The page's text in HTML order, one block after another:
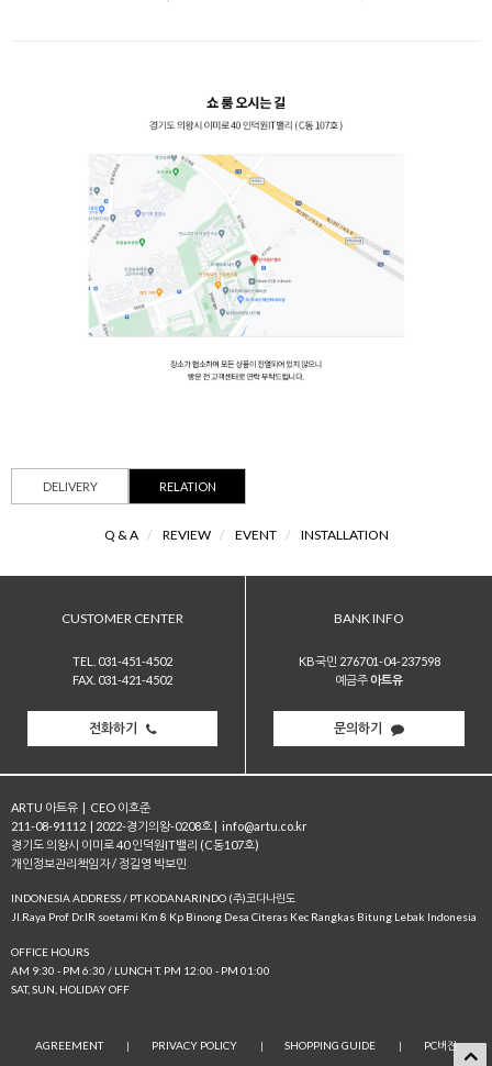
DELIVERY RELATION
Q & A / REVIEW / EVENT / INSTALLATION
CUSTOMER CENTER
TEL. 031-451-4502
FAX. 031-421-4502
전화하기
BANK INFO
KB국민 276701-04-237598
예금주 아트유
문의하기
ARTU 아트유
CEO 이호준
211-08-91112
2022-경기의왕-0208호
info@artu.co.kr
경기도 의왕시 이미로 40 인덕원IT밸리 (C동107호)
개인정보관리책임자 / 정길영 박보민
INDONESIA ADDRESS / PT KODANARINDO (주)코다나린도
JI.Raya Prof Dr.IR soetami Km 8 Kp Binong Desa Citeras Kec Rangkas Bitung Lebak Indonesia
OFFICE HOURS
AM 9:30 - PM 6:30 / LUNCH T. PM 12:00 - PM 01:00
SAT, SUN, HOLIDAY OFF
AGREEMENT | PRIVACY POLICY | SHOPPING GUIDE | PC버전